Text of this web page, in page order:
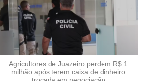
Agricultores de Juazeiro perdem R$ 1
milhão após terem caixa de dinheiro